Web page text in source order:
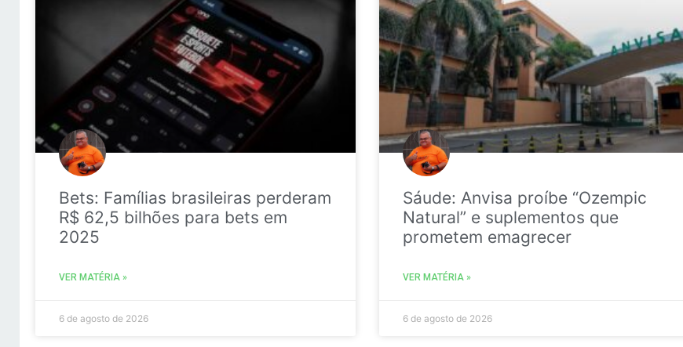
Bets: Famílias brasileiras perderam
R$ 62,5 bilhões para bets em
2025
VER MATÉRIA »
6 de agosto de 2026
Sáude: Anvisa proíbe “Ozempic
Natural” e suplementos que
prometem emagrecer
VER MATÉRIA »
6 de agosto de 2026